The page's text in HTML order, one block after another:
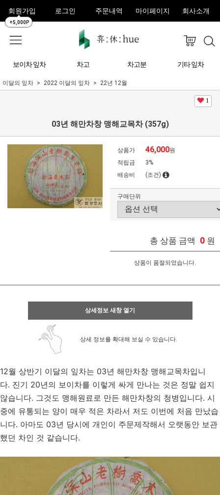
회원가입
+5,000P
로그인 주문내역 마이페이지 회사소개
보이차 잎차 차고 차고분 기타 잎차
이달의 잎차 2022 이달의 잎차 22년 12월
1
03년 해만차창 맹해교목차 (357g)
상품가 46,000원
적립금
3%
배송비
(조건)
구매단위
총 상품 금액 0 원
상품이 품절되었습니다.
상세정보 새창 열기
상세 정보를 확대해 보실 수 있습니다.
12월 상반기 이달의 잎차는 03년 해만차창 맹해교목차입니
다. 진기 20년의 보이차를 이렇게 싸게 만나는 것은 정말 쉽지
않습니다. 그것도 맹해원료로 만든 해만차창의 청병입니다. 시
중에 유통되는 양이 매우 적은 차라서 저도 이번에 처음 만났습
니다. 아마도 03년 당시에 개인이 주문제작해서 오랫동안 보관
했던 차인 것 같습니다.